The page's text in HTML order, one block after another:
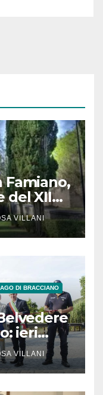
Famiano,
del XII
VILLANI
DI BRACCIANO
ieri
VILLANI